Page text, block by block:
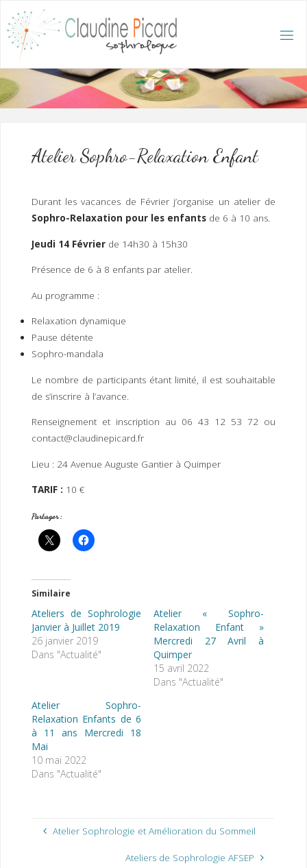
content
DIN
E PI
CAR
D :
/ S
PHR
UE
ET
N
A P
Atelier Sophro-Relaxation Enfant
Durant les vacances de Février j’organise un atelier de
Sophro-Relaxation pour les enfantsde 6 à 10 ans.
Jeudi 14 Févrierde 14h30 à 15h30
Présence de 6 à 8 enfants par atelier.
Au programme :
Relaxation dynamique
Pause détente
Sophro-mandala
Le nombre de participants étant limité, il est souhaitable
de s’inscrire à l’avance.
Renseignement et inscription au 06 43 12 53 72 ou
contact@claudinepicard.fr
Lieu : 24 Avenue Auguste Gantier à Quimper
TARIF : 10 €
Partager :
Similaire
Ateliers de Sophrologie
Janvier à Juillet 2019
26 janvier 2019
Dans "Actualité"
Atelier « Sophro-
Relaxation Enfant »
Mercredi 27 Avril à
Quimper
15 avril 2022
Dans "Actualité"
Atelier Sophro-
Relaxation Enfants de 6
à 11 ans Mercredi 18
Mai
10 mai 2022
Dans "Actualité"
Atelier Sophrologie et Amélioration du Sommeil
Ateliers de Sophrologie AFSEP